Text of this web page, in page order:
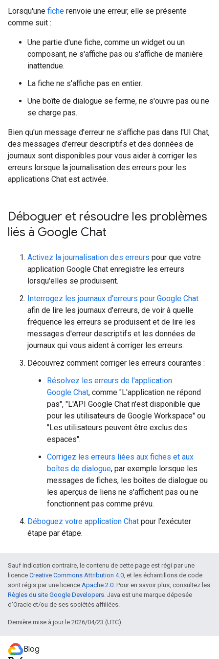
Lorsqu'une fiche renvoie une erreur, elle se présente
comme suit :
Une partie d'une fiche, comme un widget ou un
composant, ne s'affiche pas ou s'affiche de manière
inattendue.
La fiche ne s'affiche pas en entier.
Une boîte de dialogue se ferme, ne s'ouvre pas ou ne
se charge pas.
Bien qu'un message d'erreur ne s'affiche pas dans l'UI Chat,
des messages d'erreur descriptifs et des données de
journaux sont disponibles pour vous aider à corriger les
erreurs lorsque la journalisation des erreurs pour les
applications Chat est activée.
Déboguer et résoudre les problèmes
liés à Google Chat
Activez la journalisation des erreurs pour que votre
application Google Chat enregistre les erreurs
lorsqu'elles se produisent.
Interrogez les journaux d'erreurs pour Google Chat
afin de lire les journaux d'erreurs, de voir à quelle
fréquence les erreurs se produisent et de lire les
messages d'erreur descriptifs et les données de
journaux qui vous aident à corriger les erreurs.
Découvrez comment corriger les erreurs courantes :
Résolvez les erreurs de l'application
Google Chat, comme "L'application ne répond
pas", "L'API Google Chat n'est disponible que
pour les utilisateurs de Google Workspace" ou
"Les utilisateurs peuvent être exclus des
espaces".
Corrigez les erreurs liées aux fiches et aux
boîtes de dialogue, par exemple lorsque les
messages de fiches, les boîtes de dialogue ou
les aperçus de liens ne s'affichent pas ou ne
fonctionnent pas comme prévu.
Déboguez votre application Chat pour l'exécuter
étape par étape.
Sauf indication contraire, le contenu de cette page est régi par une
licence Creative Commons Attribution 4.0, et les échantillons de code
sont régis par une licence Apache 2.0. Pour en savoir plus, consultez les
Règles du site Google Developers. Java est une marque déposée
d'Oracle et/ou de ses sociétés affiliées.
Dernière mise à jour le 2026/04/23 (UTC).
Blog